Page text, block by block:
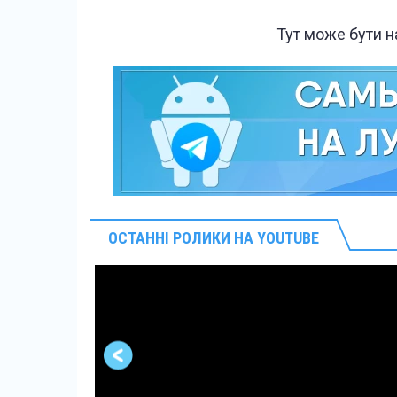
Тут може бути
ОСТАННІ РОЛИКИ НА YOUTUBE